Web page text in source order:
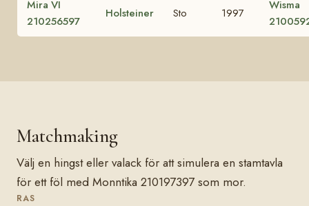
Mira VI
210256597
Holsteiner Sto 1997
Wisma
Matchmaking
Välj en hingst eller valack för att simulera en stamtavla
för ett föl med Monntika 210197397 som mor.
RAS